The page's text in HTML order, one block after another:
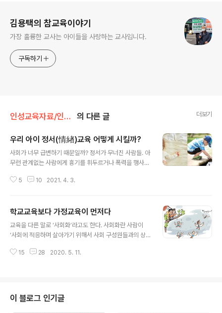
김용택의 참교육이야기
가장 훌륭한 교사는 아이들을 사랑하는 교사입니다.
구독하기
인성교육자료/인성교육 의 다른 글 더보기
우리 아이 정서(情緖)교육 어떻게 시킬까?
사회가 너무 급변하기 때문일까? 정서가 무너진 사람들. 아
무런 관계없는 사람에게 흉기를 휘두르거나 폭력을 행사하
003년 191명의 목숨을 잃은 대구 지하철 방화사건으로
죄로 사람들이 불안해 한다. 묻지마 범죄뿐만 아니라 학교
폭력 사이버 폭력이 사회적 문제가 되고 있다. “학교 내외
에서 학생을 대상으로 발생한 상해, 폭행, 감금, 협박, 약취·
력, 따돌림, 사이버 따돌림, 정보 통신망을 이용한 음란·폭
5 10 2021. 4. 3.
학교교육보다 가정교육이 먼저다
교육을 다른 말로 ‘사회화’라고도 한다. 사회화란 사람이
‘사회에 적응하며 살아가기 위해서 사회 구성원들과의 상
들을 학습하는 것’이라고 정의한다. 인간은 사회화를 통해
사람들은 교육이란 ‘학교에서 이루어지는 전유물’일라고
착각하는 사람들이 있다. 그러나 사실은 교육이란 공교육
15 28 2020. 5. 11.
이 블로그 인기글